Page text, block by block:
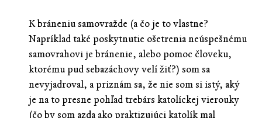
K bráneniu samovražde (a čo je to vlastne?
Napríklad také poskytnutie ošetrenia neúspešnému
samovrahovi je bránenie, alebo pomoc človeku,
ktorému pud sebazáchovy velí žiť?) som sa
nevyjadroval, a priznám sa, že nie som si istý, aký
je na to presne pohľad trebárs katolíckej vierouky
(čo by som azda ako praktizujúci katolík mal